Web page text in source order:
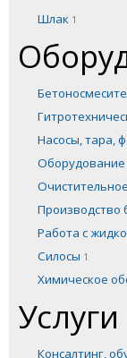
Шлак 1
Насосы, тара,
Оборудование
Производство
Работа с
Силосы 1
Химическое
Услуги
Консалтинг,